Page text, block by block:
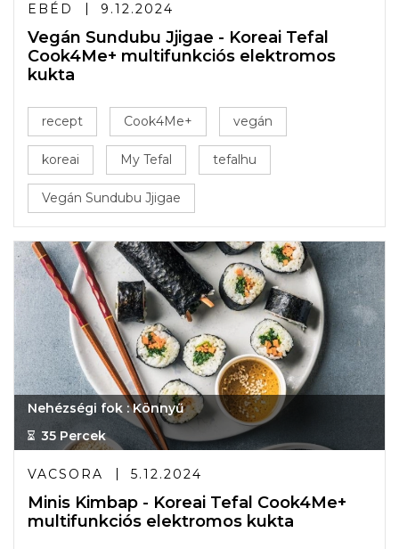
EBÉD 9.12.2024
Vegán Sundubu Jjigae - Koreai Tefal
Cook4Me+ multifunkciós elektromos
kukta
recept Cook4Me+ vegán
koreai My Tefal tefalhu
Vegán Sundubu Jjigae
Nehézségi fok : Könnyű
35 Percek
VACSORA 5.12.2024
Minis Kimbap - Koreai Tefal Cook4Me+
multifunkciós elektromos kukta